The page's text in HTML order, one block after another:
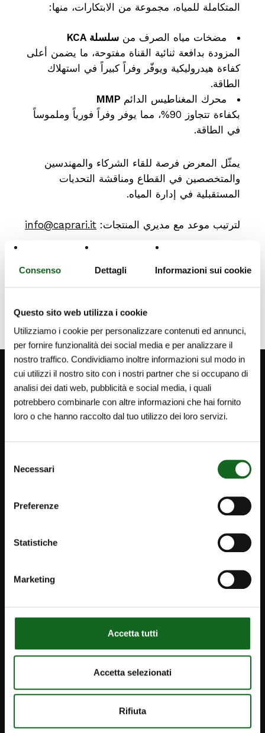
Consenso Dettagli Informazioni sui cookie
Questo sito web utilizza i cookie
Utilizziamo i cookie per personalizzare contenuti ed annunci,
per fornire funzionalità dei social media e per analizzare il
nostro traffico. Condividiamo inoltre informazioni sul modo in
cui utilizzi il nostro sito con i nostri partner che si occupano di
analisi dei dati web, pubblicità e social media, i quali
potrebbero combinarle con altre informazioni che hai fornito
loro o che hanno raccolto dal tuo utilizzo dei loro servizi.
delNecessari
Preferenze
Statistiche
Marketing
Accetta tutti
Accetta selezionati
Rifiuta
المتكاملة للمياه، مجموعة من الابتكارات، منها:
مضخات مياه الصرف من سلسلة KCA
المزودة بدافعة ثنائية القناة مفتوحة، ما يضمن أعلى
كفاءة هيدروليكية ويوفّر وفراً كبيراً في استهلاك
الطاقة.
محرك المغناطيس الدائم
بكفاءة تتجاوز 90%، مما يوفر وفراً فورياً وملموساً
في الطاقة.
يمثّل المعرض فرصة للقاء الشركاء والمهندسين
والمتخصصين في القطاع ومناقشة التحديات
المستقبلية في إدارة المياه.
لترتيب موعد مع مديري المنتجات: info@caprari.it
iPump
info@caprari.it
اتصل بنا